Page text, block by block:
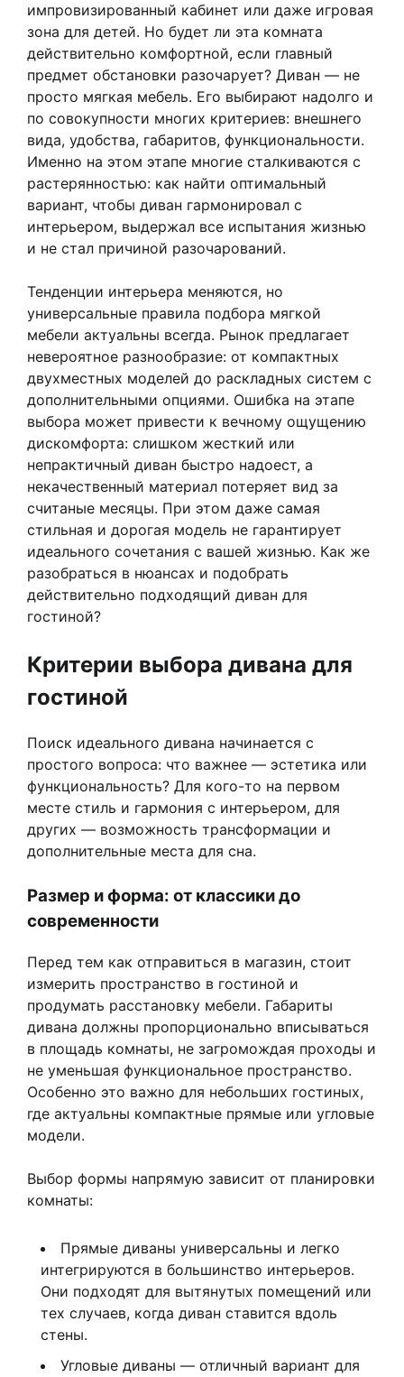
импровизированный кабинет или даже игровая
зона для детей. Но будет ли эта комната
действительно комфортной, если главный
предмет обстановки разочарует? Диван — не
просто мягкая мебель. Его выбирают надолго и
по совокупности многих критериев: внешнего
вида, удобства, габаритов, функциональности.
Именно на этом этапе многие сталкиваются с
растерянностью: как найти оптимальный
вариант, чтобы диван гармонировал с
интерьером, выдержал все испытания жизнью
и не стал причиной разочарований.
Тенденции интерьера меняются, но
универсальные правила подбора мягкой
мебели актуальны всегда. Рынок предлагает
невероятное разнообразие: от компактных
двухместных моделей до раскладных систем с
дополнительными опциями. Ошибка на этапе
выбора может привести к вечному ощущению
дискомфорта: слишком жесткий или
непрактичный диван быстро надоест, а
некачественный материал потеряет вид за
считаные месяцы. При этом даже самая
стильная и дорогая модель не гарантирует
идеального сочетания с вашей жизнью. Как же
разобраться в нюансах и подобрать
действительно подходящий диван для
гостиной?
Критерии выбора дивана для
гостиной
Поиск идеального дивана начинается с
простого вопроса: что важнее — эстетика или
функциональность? Для кого-то на первом
месте стиль и гармония с интерьером, для
других — возможность трансформации и
дополнительные места для сна.
Размер и форма: от классики до
современности
Перед тем как отправиться в магазин, стоит
измерить пространство в гостиной и
продумать расстановку мебели. Габариты
дивана должны пропорционально вписываться
в площадь комнаты, не загромождая проходы и
не уменьшая функциональное пространство.
Особенно это важно для небольших гостиных,
где актуальны компактные прямые или угловые
модели.
Выбор формы напрямую зависит от планировки
комнаты:
Прямые диваны универсальны и легко
интегрируются в большинство интерьеров.
Они подходят для вытянутых помещений или
тех случаев, когда диван ставится вдоль
стены.
Угловые диваны — отличный вариант для